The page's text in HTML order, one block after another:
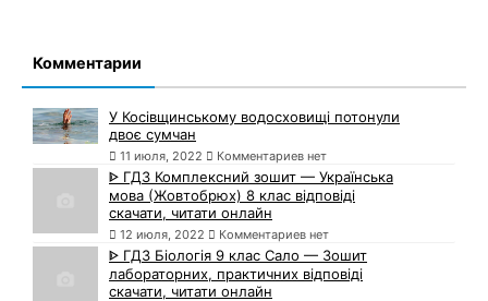
Комментарии
У Косівщинському водосховищі потонули
двоє сумчан
11 июля, 2022 Комментариев нет
ᐈ ГДЗ Комплексний зошит — Українська
мова (Жовтобрюх) 8 клас відповіді
скачати, читати онлайн
12 июля, 2022 Комментариев нет
ᐈ ГДЗ Біологія 9 клас Сало — Зошит
лабораторних, практичних відповіді
скачати, читати онлайн